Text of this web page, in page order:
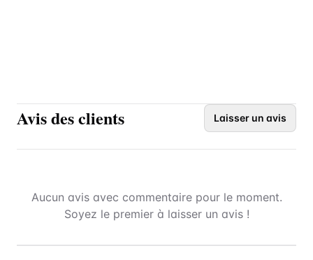
Avis des clients Laisser un avis
Aucun avis avec commentaire pour le moment.
Soyez le premier à laisser un avis !